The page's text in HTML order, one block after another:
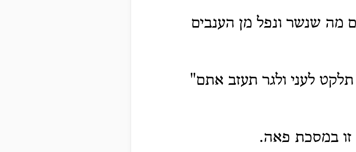
מה שנשר ונפל מן הענבים
לעני ולגר תעזב אתם"
זו במסכת פאה.